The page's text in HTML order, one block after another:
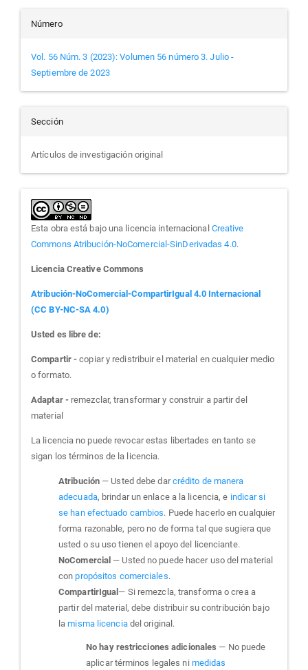
Número
Vol. 56 Núm. 3 (2023): Volumen 56 número 3. Julio -
Septiembre de 2023
Sección
Artículos de investigación original
Esta obra está bajo una licencia internacional Creative
Commons Atribución-NoComercial-SinDerivadas 4.0.
Licencia Creative Commons
Atribución-NoComercial-CompartirIgual 4.0 Internacional
(CC BY-NC-SA 4.0)
Usted es libre de:
Compartir -copiar y redistribuir el material en cualquier medio
o formato.
Adaptar -remezclar, transformar y construir a partir del
material
La licencia no puede revocar estas libertades en tanto se
sigan los términos de la licencia.
Atribución — Usted debe darcrédito de manera
adecuada, brindar un enlace a la licencia, e indicar si
se han efectuado cambios. Puede hacerlo en cualquier
forma razonable, pero no de forma tal que sugiera que
usted o su uso tienen el apoyo del licenciante.
NoComercial — Usted no puede hacer uso del material
conpropósitos comerciales.
CompartirIgual — Si remezcla, transforma o crea a
partir del material, debe distribuir su contribución bajo
lamisma licenciadel original.
No hay restricciones adicionales — No puede
aplicar términos legales ni medidas